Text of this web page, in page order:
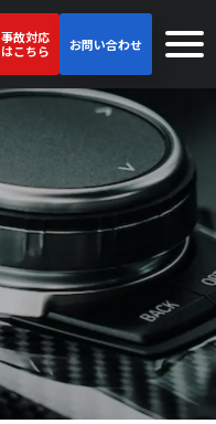
事故対応
はこちら
お問い合わせ